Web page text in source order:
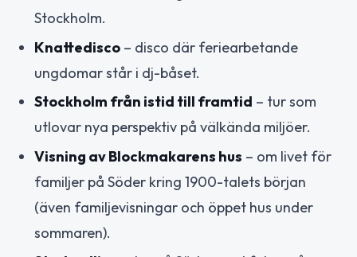
Stockholm.
Knattedisco – disco där feriearbetande
ungdomar står i dj-båset.
Stockholm från istid till framtid – tur som
utlovar nya perspektiv på välkända miljöer.
Visning av Blockmakarens hus – om livet för
familjer på Söder kring 1900-talets början
(även familjevisningar och öppet hus under
sommaren).